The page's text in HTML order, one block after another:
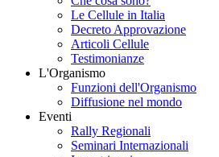
Le Cellule in Italia
Decreto Approvazione
Articoli Cellule
Testimonianze
L'Organismo
Funzioni dell'Organismo
Diffusione nel mondo
Eventi
Rally Regionali
Seminari Internazionali